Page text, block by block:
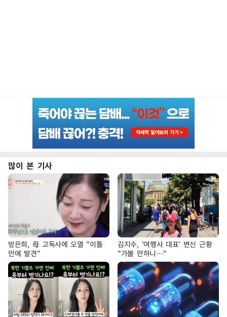
많이 본 기사
방은희, 母 고독사에 오열 "이틀
만에 발견"
김지수, '여행사 대표' 변신 근황
"가볼 만하니…"